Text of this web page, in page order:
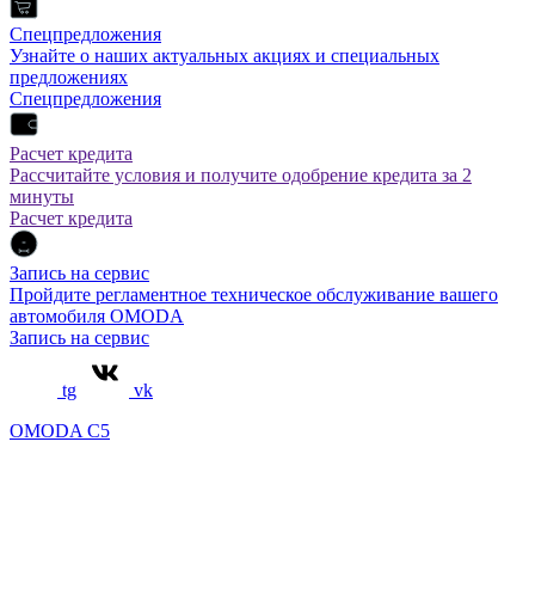
Спецпредложения
Узнайте о наших актуальных акциях и специальных
предложениях
Спецпредложения
Расчет кредита
Рассчитайте условия и получите одобрение кредита за 2
минуты
Расчет кредита
Запись на сервис
Пройдите регламентное техническое обслуживание вашего
автомобиля OMODA
Запись на сервис
tg
vk
OMODA C5